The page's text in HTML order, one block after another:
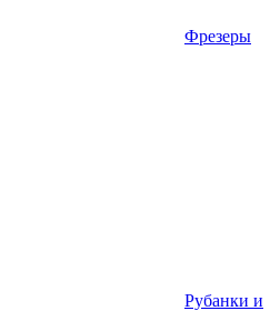
Фрезеры
Рубанки и